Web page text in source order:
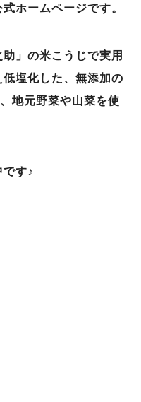
ホームページです。
」の米こうじで実用
塩化した、無添加の
地元野菜や山菜を使
す♪